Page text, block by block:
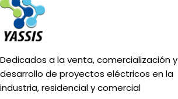
Dedicados a la venta, comercialización y
desarrollo de proyectos eléctricos en la
industria, residencial y comercial